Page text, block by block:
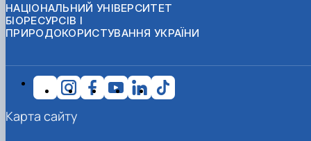
НАЦІОНАЛЬНИЙ УНІВЕРСИТЕТ
БІОРЕСУРСІВ І
ПРИРОДОКОРИСТУВАННЯ УКРАЇНИ
Карта сайту